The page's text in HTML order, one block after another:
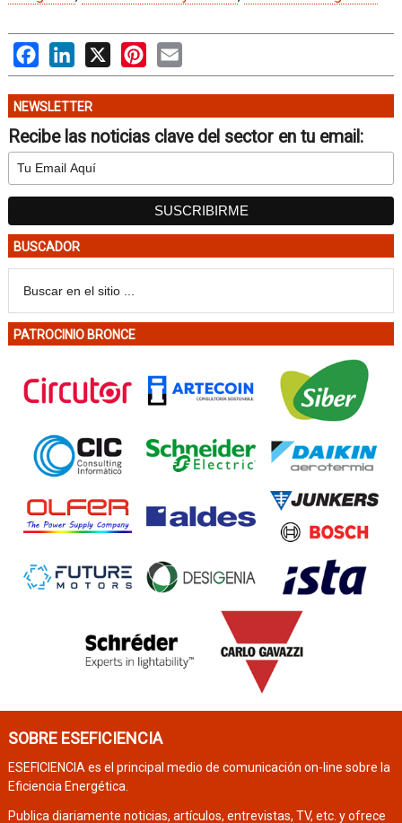
FacebookLinkedIn
X PinterestEmail
NEWSLETTER
Recibe las noticias clave del sector en tu email:
BUSCADOR
PATROCINIO BRONCE
SOBRE ESEFICIENCIA
ESEFICIENCIA es el principal medio de comunicación on-line sobre la
Eficiencia Energética.
Publica diariamente noticias, artículos, entrevistas, TV, etc. y ofrece